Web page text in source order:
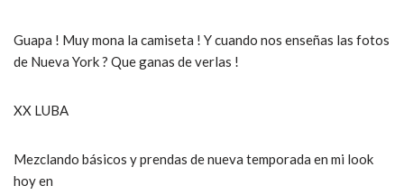
Guapa ! Muy mona la camiseta ! Y cuando nos enseñas las fotos
de Nueva York ? Que ganas de verlas !
XX LUBA
Mezclando básicos y prendas de nueva temporada en mi look
hoy en